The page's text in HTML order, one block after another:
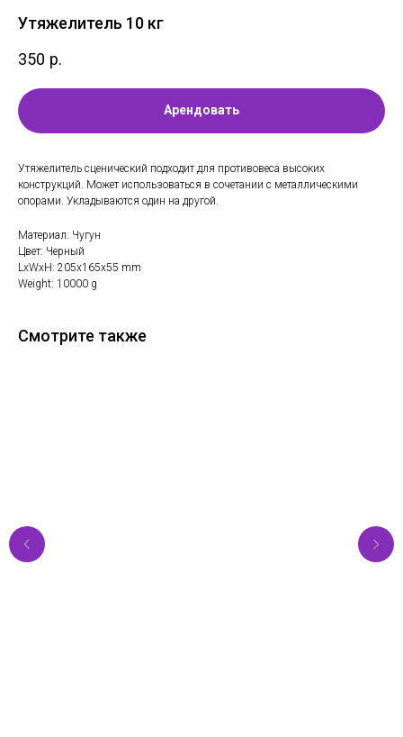
Утяжелитель 10 кг
350 р.
Арендовать
Утяжелитель сценический подходит для противовеса высоких
конструкций. Может использоваться в сочетании с металлическими
опорами. Укладываются один на другой.
Материал: Чугун
Цвет: Черный
LxWxH: 205x165x55 mm
Weight: 10000 g
Смотрите также